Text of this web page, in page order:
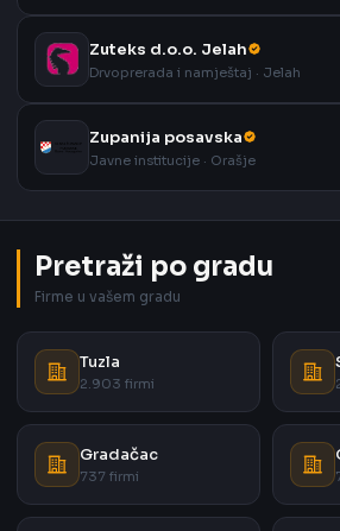
Zuteks d.o.o. Jelah
Drvoprerada i namještaj · Jelah
Zupanija posavska
Javne institucije · Orašje
Pretraži po gradu
Firme u vašem gradu
Tuzla
2.903 firmi
Gradačac
737 firmi